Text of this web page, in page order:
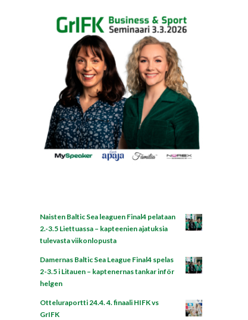
Naisten Baltic Sea leaguen Final4 pelataan
2.-3.5 Liettuassa – kapteenien ajatuksia
tulevasta viikonlopusta
Damernas Baltic Sea League Final4 spelas
2-3.5 i Litauen – kaptenernas tankar inför
helgen
Otteluraportti 24.4. 4. finaali HIFK vs
GrIFK